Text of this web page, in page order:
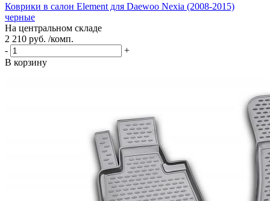
Коврики в салон Element для Daewoo Nexia (2008-2015)
черные
На центральном складе
2 210 руб. /комп.
-
+
В корзину